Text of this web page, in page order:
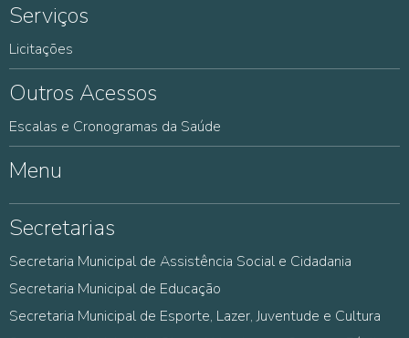
Serviços
Licitações
Outros Acessos
Escalas e Cronogramas da Saúde
Menu
Secretarias
Secretaria Municipal de Assistência Social e Cidadania
Secretaria Municipal de Educação
Secretaria Municipal de Esporte, Lazer, Juventude e Cultura